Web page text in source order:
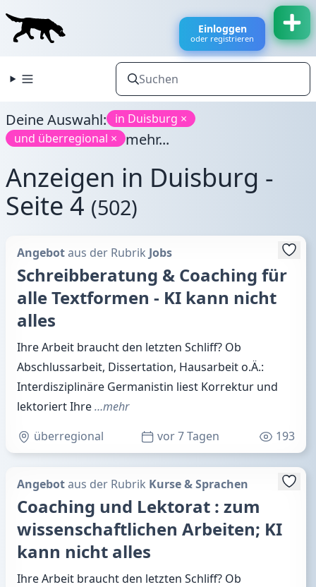
Einloggen
oder registrieren
Deine Auswahl:
in Duisburg ×
und überregional ×
mehr...
Anzeigen in Duisburg -
Seite 4 (502)
Angebotaus der Rubrik Jobs
Schreibberatung & Coaching für
alle Textformen - KI kann nicht
alles
Ihre Arbeit braucht den letzten Schliff? Ob
Abschlussarbeit, Dissertation, Hausarbeit o.Ä.:
Interdisziplinäre Germanistin liest Korrektur und
lektoriert Ihre…mehr
überregional
vor 7 Tagen 193
Angebotaus der Rubrik Kurse & Sprachen
Coaching und Lektorat : zum
wissenschaftlichen Arbeiten; KI
kann nicht alles
Ihre Arbeit braucht den letzten Schliff? Ob